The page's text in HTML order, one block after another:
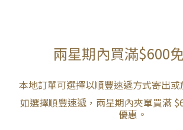
兩星期內買滿$600
本地訂單可選擇以順豐速遞方式寄出或
如選擇順豐速遞，兩星期內夾單買滿
優惠。